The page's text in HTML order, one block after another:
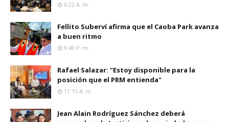
6:22 A. M.
Fellito Suberví afirma que el Caoba Park avanza
a buen ritmo
9:49 P. M.
Rafael Salazar: "Estoy disponible para la
posición que el PRM entienda"
11:15 A. M.
Jean Alain Rodríguez Sánchez deberá